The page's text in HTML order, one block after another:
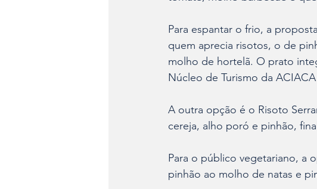
Para espantar o frio, a
quem aprecia risotos, o de
molho de hortelã. O prato
Núcleo de Turismo da
A outra opção é o Risoto
cereja, alho poró e pinhão,
Para o público vegetariano, a
pinhão ao molho de natas e